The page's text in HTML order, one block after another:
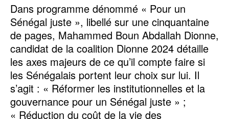
Dans programme dénommé « Pour un
Sénégal juste », libellé sur une cinquantaine
de pages, Mahammed Boun Abdallah Dionne,
candidat de la coalition Dionne 2024 détaille
les axes majeurs de ce qu’il compte faire si
les Sénégalais portent leur choix sur lui. Il
s’agit : « Réformer les institutionnelles et la
gouvernance pour un Sénégal juste » ;
« Réduction du coût de la vie des